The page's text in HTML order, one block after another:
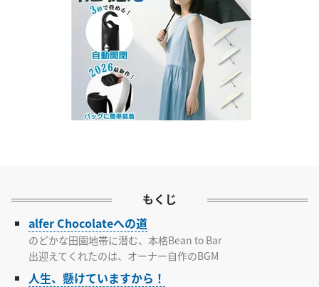
もくじ
alfer Chocolateへの道
のどかな田園地帯に潜む、本格Bean to Bar
出迎えてくれたのは、オーナー自作のBGM
人生、懸けていますから！